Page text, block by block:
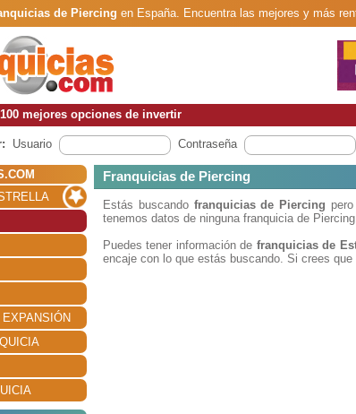
de Piercing en España. Encuentra las mejores y más
mejores opciones de invertir
Usuario Contraseña
Franquicias de Piercing
Estás buscando franquicias de Piercing
tenemos datos de ninguna franquicia de
Puedes tener información de franquicias de
encaje con lo que estás buscando. Si crees